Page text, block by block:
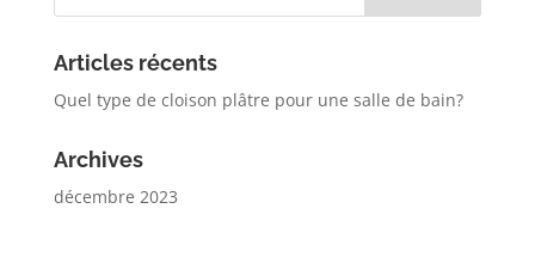
Articles récents
Quel type de cloison plâtre pour une salle de bain?
Archives
décembre 2023